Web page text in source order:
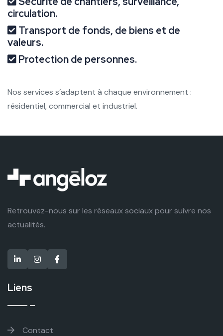
circulation.
Transport de fonds, de biens et de
valeurs.
Protection de personnes.
Nos services s’adaptent à chaque environnement :
résidentiel, commercial et industriel.
Retrouvez-nous sur les réseaux sociaux pour suivre nos
actualités.
Liens
Contact